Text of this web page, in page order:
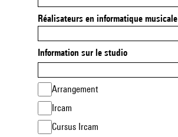
Réalisateurs en informatique musicale
Information sur le studio
Arrangement
Ircam
Cursus Ircam